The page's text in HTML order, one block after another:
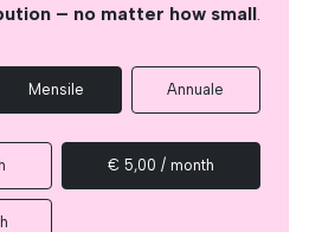
– no matter how small.
Mensile Annuale
€ 5,00 / month